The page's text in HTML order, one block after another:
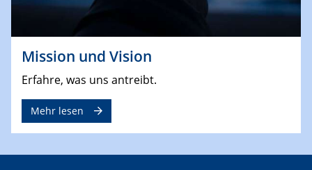
Mission und Vision
Erfahre, was uns antreibt.
Mehr lesen